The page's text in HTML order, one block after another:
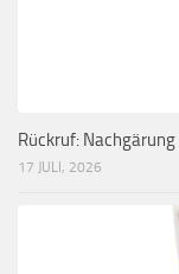
Rückruf:
17 JULI, 2026